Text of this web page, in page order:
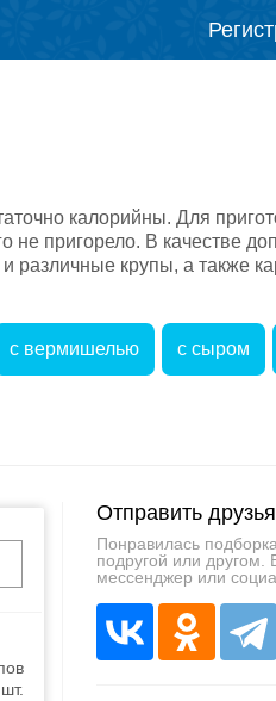
калорийны. Для
не пригорело. В качестве
различные крупы, а также
с вермишелью с сыром
Отправить
Понравилась
подругой или другом.
мессенджер или